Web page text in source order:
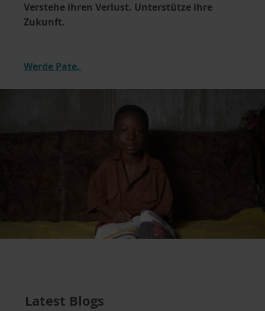
Verstehe ihren Verlust. Unterstütze ihre
Zukunft.
Werde Pate.
Latest Blogs